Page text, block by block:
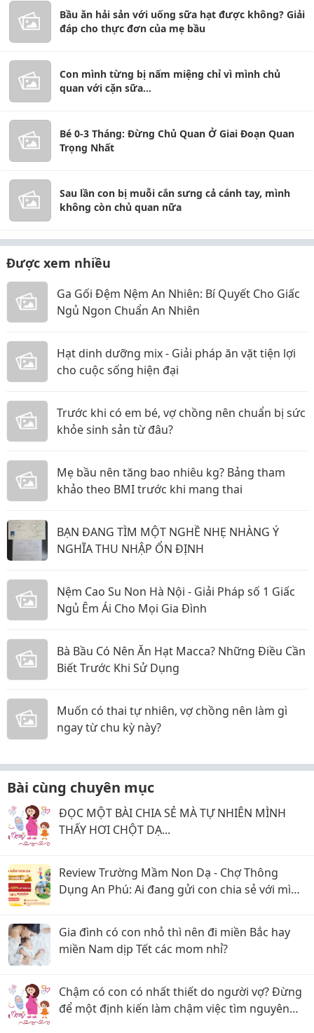
Bầu ăn hải sản với uống sữa hạt được không? Giải
đáp cho thực đơn của mẹ bầu
Con mình từng bị nấm miệng chỉ vì mình chủ
quan với cặn sữa...
Bé 0-3 Tháng: Đừng Chủ Quan Ở Giai Đoạn Quan
Trọng Nhất
Sau lần con bị muỗi cắn sưng cả cánh tay, mình
không còn chủ quan nữa
Được xem nhiều
Ga Gối Đệm Nệm An Nhiên: Bí Quyết Cho Giấc
Ngủ Ngon Chuẩn An Nhiên
Hạt dinh dưỡng mix - Giải pháp ăn vặt tiện lợi
cho cuộc sống hiện đại
Trước khi có em bé, vợ chồng nên chuẩn bị sức
khỏe sinh sản từ đâu?
Mẹ bầu nên tăng bao nhiêu kg? Bảng tham
khảo theo BMI trước khi mang thai
BẠN ĐANG TÌM MỘT NGHỀ NHẸ NHÀNG Ý
NGHĨA THU NHẬP ỔN ĐỊNH
Nệm Cao Su Non Hà Nội - Giải Pháp số 1 Giấc
Ngủ Êm Ái Cho Mọi Gia Đình
Bà Bầu Có Nên Ăn Hạt Macca? Những Điều Cần
Biết Trước Khi Sử Dụng
Muốn có thai tự nhiên, vợ chồng nên làm gì
ngay từ chu kỳ này?
Bài cùng chuyên mục
ĐỌC MỘT BÀI CHIA SẺ MÀ TỰ NHIÊN MÌNH
THẤY HƠI CHỘT DẠ...
Review Trường Mầm Non Dạ - Chợ Thông
Dụng An Phú: Ai đang gửi con chia sẻ với mình
Gia đình có con nhỏ thì nên đi miền Bắc hay
miền Nam dịp Tết các mom nhỉ?
Chậm có con có nhất thiết do người vợ? Đừng
để một định kiến làm chậm việc tìm nguyên